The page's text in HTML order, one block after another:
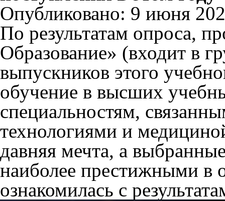
Опубликовано: 9 июня
По результатам опроса,
Образование» (входит в
выпускников этого
обучение в высших
специальностям,
технологиями и
давняя мечта, а
наиболее престижными в
ознакомилась с